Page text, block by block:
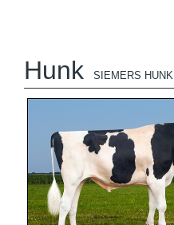
Hunk SIEMERS HUNK